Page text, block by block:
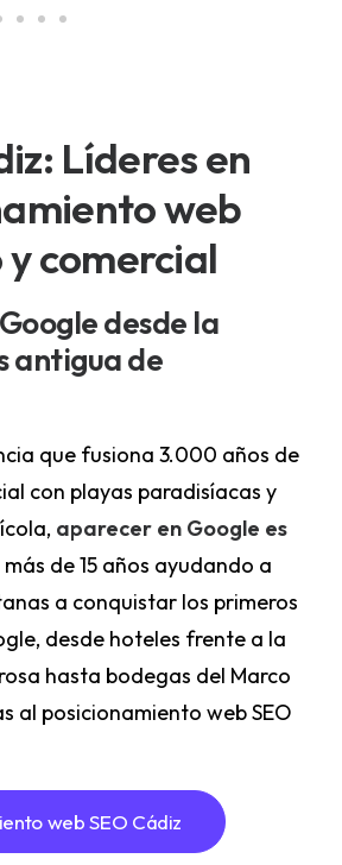
Líderes en
web
comercial
desde la
antigua de
que fusiona 3.000 años de
con playas paradisíacas y
aparecer en Google es
de 15 años ayudando a
a conquistar los primeros
desde hoteles frente a la
hasta bodegas del Marco
al posicionamiento web SEO
web SEO Cádiz